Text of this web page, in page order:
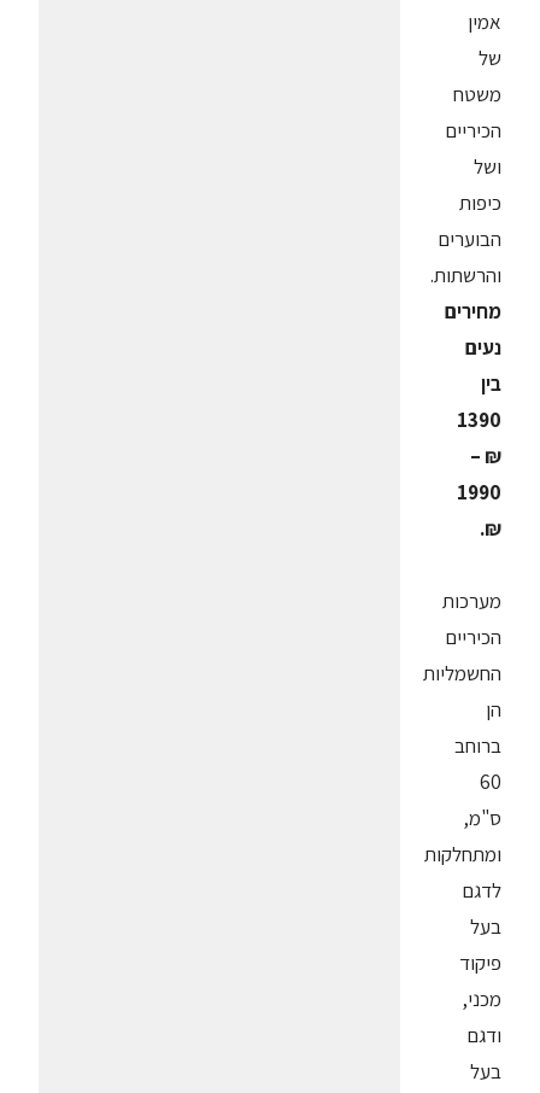
אמין
של
משטח
הכיריים
ושל
כיפות
הבוערים
והרשתות.
מחירים
נעים
בין
1390
₪ –
1990
₪.
מערכות
הכיריים
החשמליות
הן
ברוחב
60
ס"מ,
ומתחלקות
לדגם
בעל
פיקוד
מכני,
ודגם
בעל